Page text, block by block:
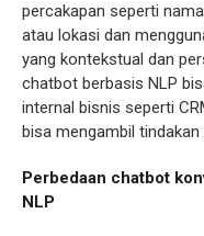
percakapan seperti
atau lokasi dan
yang kontekstual dan
chatbot berbasis NLP
internal bisnis seperti
bisa mengambil
Perbedaan chatbot
NLP